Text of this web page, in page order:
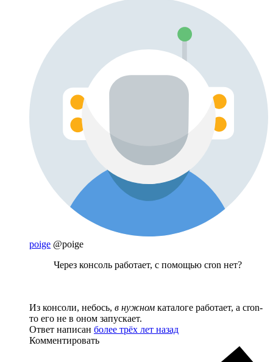
poige @poige
Через консоль работает, с помощью cron нет?
Из консоли, небось, в нужном каталоге работает, а cron-
то его не в оном запускает.
Ответ написан более трёх лет назад
Комментировать